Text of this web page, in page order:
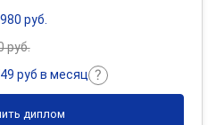
руб.
руб.
руб в месяц
диплом